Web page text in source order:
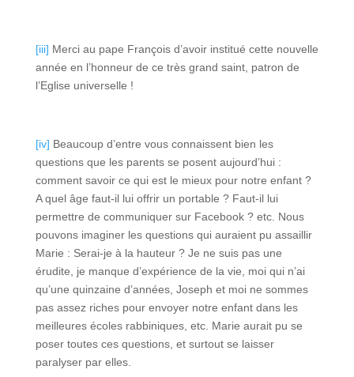
[iii] Merci au pape François d’avoir institué cette nouvelle
année en l’honneur de ce très grand saint, patron de
l’Eglise universelle !
[iv] Beaucoup d’entre vous connaissent bien les
questions que les parents se posent aujourd’hui :
comment savoir ce qui est le mieux pour notre enfant ?
A quel âge faut-il lui offrir un portable ? Faut-il lui
permettre de communiquer sur Facebook ? etc. Nous
pouvons imaginer les questions qui auraient pu assaillir
Marie : Serai-je à la hauteur ? Je ne suis pas une
érudite, je manque d’expérience de la vie, moi qui n’ai
qu’une quinzaine d’années, Joseph et moi ne sommes
pas assez riches pour envoyer notre enfant dans les
meilleures écoles rabbiniques, etc. Marie aurait pu se
poser toutes ces questions, et surtout se laisser
paralyser par elles.